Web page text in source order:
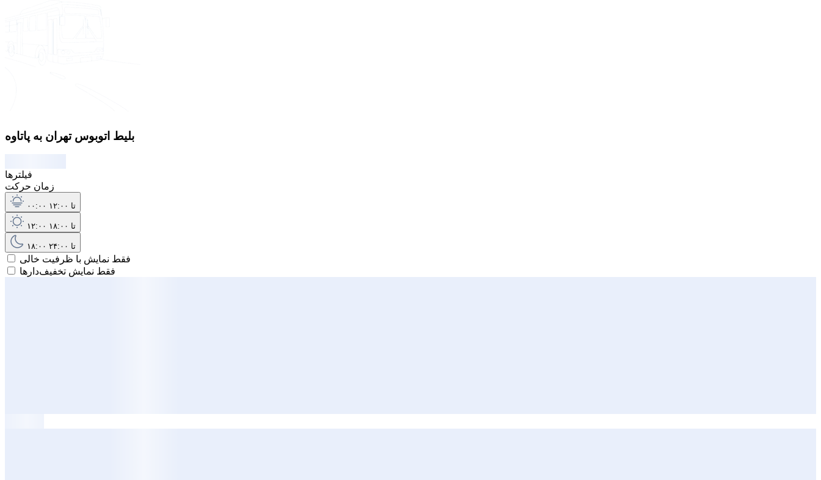
بلیط اتوبوس تهران به پاتاوه
فیلترها
زمان حرکت
۰۰:۰۰ تا ۱۲:۰۰
۱۲:۰۰ تا ۱۸:۰۰
۱۸:۰۰ تا ۲۴:۰۰
فقط نمایش با ظرفیت خالی
فقط نمایش تخفیف‌دارها